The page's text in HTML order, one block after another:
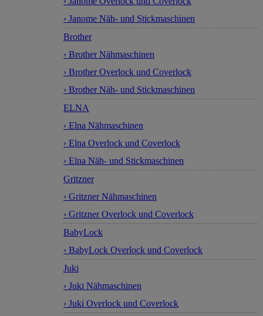
› Janome Näh- und Stickmaschinen
Brother
› Brother Nähmaschinen
› Brother Overlock und Coverlock
› Brother Näh- und Stickmaschinen
ELNA
› Elna Nähmaschinen
› Elna Overlock und Coverlock
› Elna Näh- und Stickmaschinen
Gritzner
› Gritzner Nähmaschinen
› Gritzner Overlock und Coverlock
BabyLock
› BabyLock Overlock und Coverlock
Juki
› Juki Nähmaschinen
› Juki Overlock und Coverlock